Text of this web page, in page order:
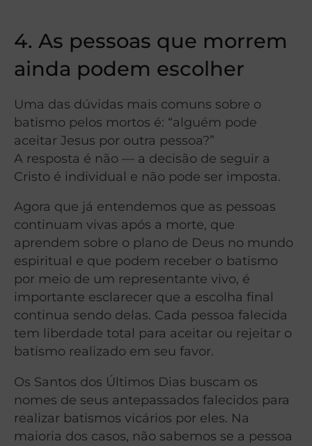
4. As pessoas que morrem
ainda podem escolher
Uma das dúvidas mais comuns sobre o
batismo pelos mortos é: “alguém pode
aceitar Jesus por outra pessoa?”
A resposta é não — a decisão de seguir a
Cristo é individual e não pode ser imposta.
Agora que já entendemos que as pessoas
continuam vivas após a morte, que
aprendem sobre o plano de Deus no mundo
espiritual e que podem receber o batismo
por meio de um representante vivo, é
importante esclarecer que a escolha final
continua sendo delas. Cada pessoa falecida
tem liberdade total para aceitar ou rejeitar o
batismo realizado em seu favor.
Os Santos dos Últimos Dias buscam os
nomes de seus antepassados falecidos para
realizar batismos vicários por eles. Na
maioria dos casos, não sabemos se a pessoa